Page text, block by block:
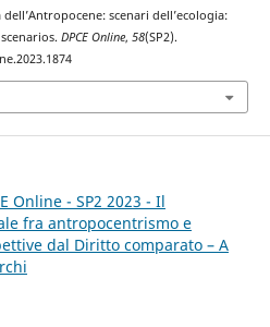
dell’Antropocene: scenari dell’ecologia:
DPCE Online, 58(SP2).
Online - SP2 2023 - Il
fra antropocentrismo e
dal Diritto comparato – A